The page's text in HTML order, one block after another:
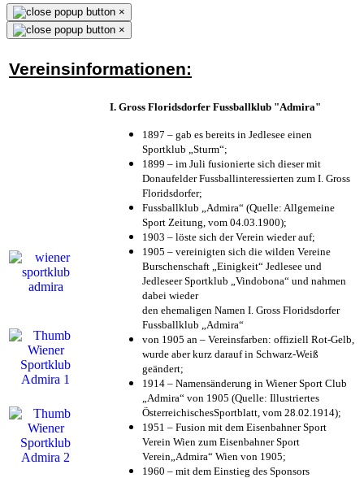
×
×
Vereinsinformationen:
I. Gross Floridsdorfer Fussballklub "Admira"
1897 – gab es bereits in Jedlesee einen
Sportklub „Sturm“;
1899 – im Juli fusionierte sich dieser mit
Donaufelder Fussballinteressierten zum I. Gross
Floridsdorfer;
Fussballklub „Admira“ (Quelle: Allgemeine
Sport Zeitung, vom 04.03.1900);
1903 – löste sich der Verein wieder auf;
1905 – vereinigten sich die wilden Vereine
Burschenschaft „Einigkeit“ Jedlesee und
Jedleseer Sportklub „Vindobona“ und nahmen
dabei wieder
den ehemaligen Namen I. Gross Floridsdorfer
Fussballklub „Admira“
von 1905 an – Vereinsfarben: offiziell Rot-Gelb,
wurde aber kurz darauf in Schwarz-Weiß
geändert;
1914 – Namensänderung in Wiener Sport Club
„Admira“ von 1905 (Quelle: Illustriertes
ÖsterreichischesSportblatt, vom 28.02.1914);
1951 – Fusion mit dem Eisenbahner Sport
Verein Wien zum Eisenbahner Sport
Verein„Admira“ Wien von 1905;
1960 – mit dem Einstieg des Sponsors